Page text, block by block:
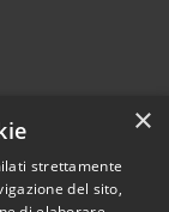
×
strettamente
del sito,